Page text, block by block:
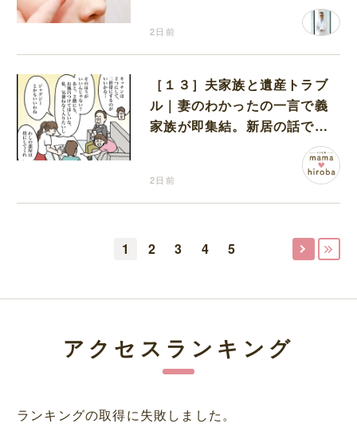
2日前
［１３］夫家族と遺産トラブ
ル｜妻のわかったの一言で義
家族が即集結。新居の話で盛
り上がる義家族を置いて実家
2日前
1 2 3 4 5
アクセスランキング
ランキングの取得に失敗しました。